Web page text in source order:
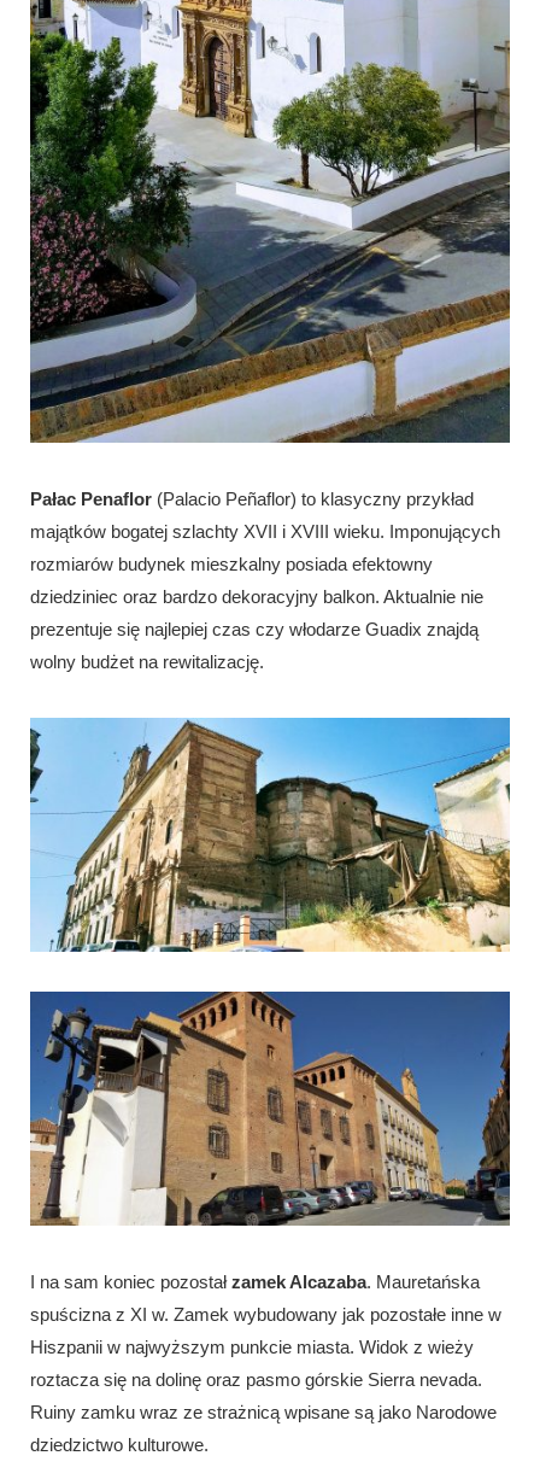
Pałac Penaflor (Palacio Peñaflor) to klasyczny przykład
majątków bogatej szlachty XVII i XVIII wieku. Imponujących
rozmiarów budynek mieszkalny posiada efektowny
dziedziniec oraz bardzo dekoracyjny balkon. Aktualnie nie
prezentuje się najlepiej czas czy włodarze Guadix znajdą
wolny budżet na rewitalizację.
I na sam koniec pozostałzamek Alcazaba. Mauretańska
spuścizna z XI w. Zamek wybudowany jak pozostałe inne w
Hiszpanii w najwyższym punkcie miasta. Widok z wieży
roztacza się na dolinę oraz pasmo górskie Sierra nevada.
Ruiny zamku wraz ze strażnicą wpisane są jako Narodowe
dziedzictwo kulturowe.